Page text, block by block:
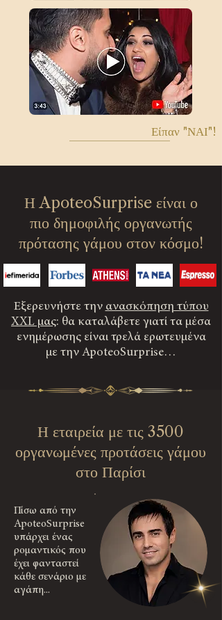
Είπαν "ΝΑΙ"!
Η ApoteoSurprise είναι ο
πιο δημοφιλής οργανωτής
πρότασης γάμου στον κόσμο!
Εξερευνήστε την ανασκόπηση τύπου
XXL μας: θα καταλάβετε γιατί τα μέσα
ενημέρωσης είναι τρελά ερωτευμένα
με την ApoteoSurprise…
Η εταιρεία με τις 3500
οργανωμένες προτάσεις γάμου
στο Παρίσι
Πίσω από την
ApoteoSurprise
υπάρχει ένας
ρομαντικός που
έχει φανταστεί
κάθε σενάριο με
αγάπη...